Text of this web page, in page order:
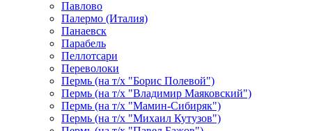
Павлово
Палермо (Италия)
Панаевск
Парабель
Пеллотсари
Переволоки
Пермь (на т/х "Борис Полевой")
Пермь (на т/х "Владимир Маяковский")
Пермь (на т/х "Мамин-Сибиряк")
Пермь (на т/х "Михаил Кутузов")